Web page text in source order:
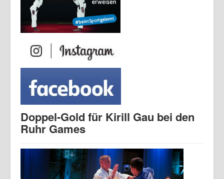
Doppel-Gold für Kirill Gau bei den
Ruhr Games